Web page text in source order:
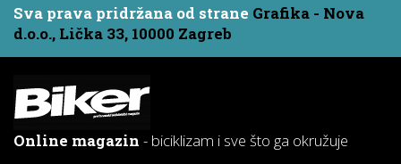
Sva prava pridržana od strane Grafika - Nova
d.o.o., Lička 33, 10000 Zagreb
Online magazin - biciklizam i sve što ga okružuje